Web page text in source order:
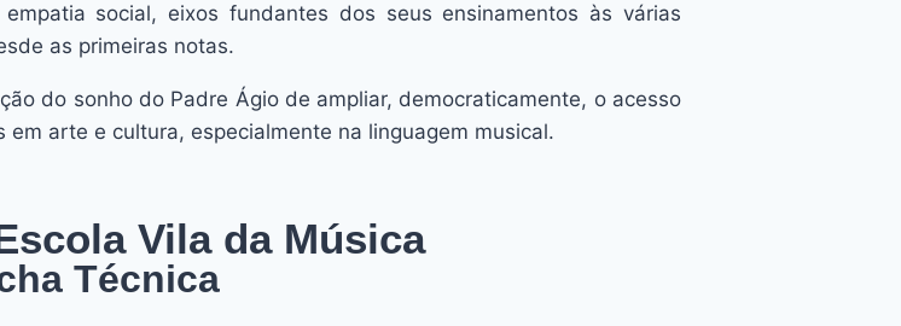
social, eixos fundantes dos seus ensinamentos às várias
as primeiras notas.
do sonho do Padre Ágio de ampliar, democraticamente, o acesso
arte e cultura, especialmente na linguagem musical.
Vila da Música
Técnica